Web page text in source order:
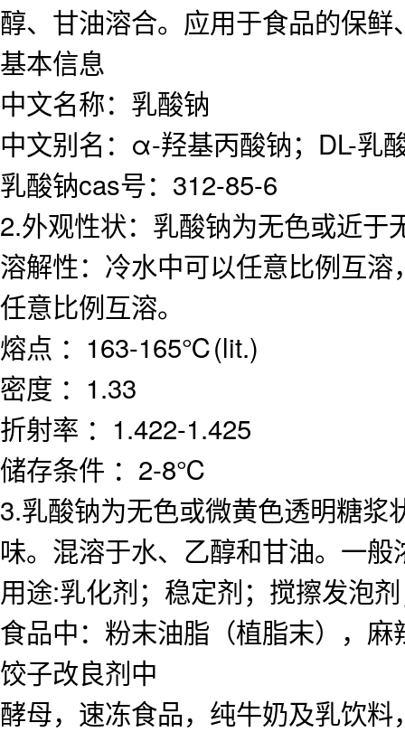
醇、甘油溶合。应用于食品的保
基本信息
中文名称：乳酸钠
中文别名：α-羟基丙酸钠；DL-乳
乳酸钠cas号：312-85-6
2.外观性状：乳酸钠为无色或近
溶解性：冷水中可以任意比例互
任意比例互溶。
熔点 ：163-165℃(lit.)
密度 ：1.33
折射率 ：1.422-1.425
储存条件 ：2-8℃
3.乳酸钠为无色或微黄色透明糖
味。混溶于水、乙醇和甘油。一
用途:乳化剂；稳定剂；搅擦发泡
食品中：粉末油脂（植脂末），
饺子改良剂中
酵母，速冻食品，纯牛奶及乳饮